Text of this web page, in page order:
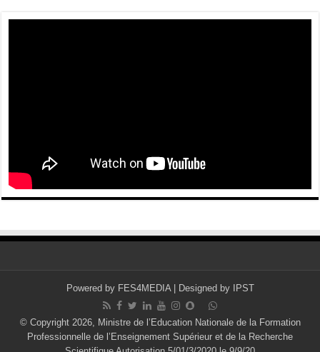
Powered by FES4MEDIA| Designed by IPST
© Copyright 2026, Ministre de l’Education Nationale de la Formation
Professionnelle de l’Enseignement Supérieur et de la Recherche